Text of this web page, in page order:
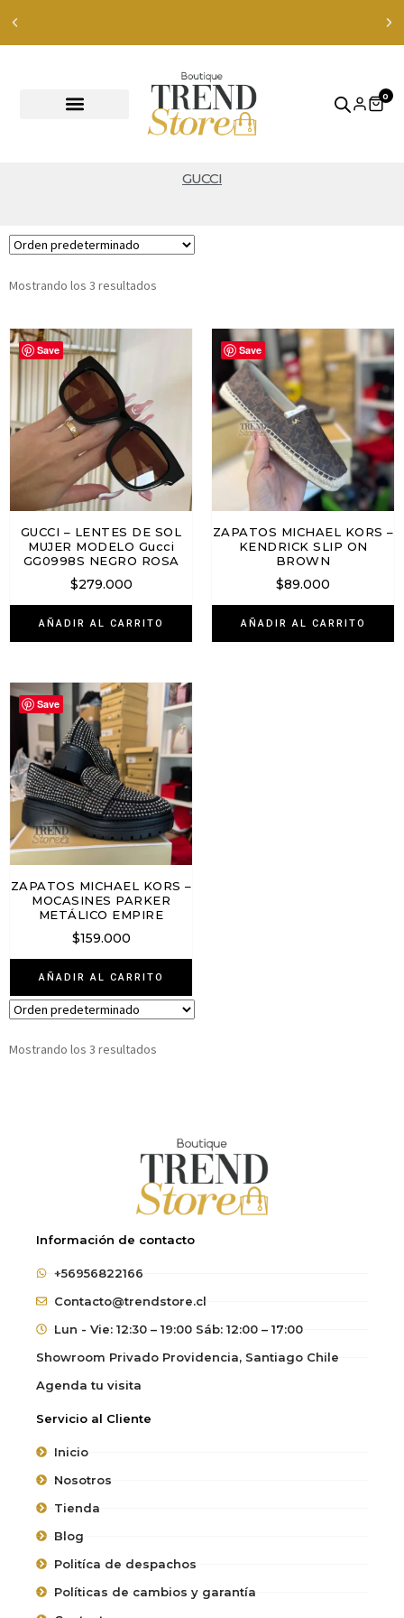
0
GUCCI
Mostrando los 3 resultados
Save
GUCCI – LENTES DE SOL
MUJER MODELO Gucci
GG0998S NEGRO ROSA
$279.000
AÑADIR AL CARRITO
Save
ZAPATOS MICHAEL KORS –
KENDRICK SLIP ON
BROWN
$89.000
AÑADIR AL CARRITO
Save
ZAPATOS MICHAEL KORS –
MOCASINES PARKER
METÁLICO EMPIRE
$159.000
AÑADIR AL CARRITO
Mostrando los 3 resultados
Información de contacto
+56956822166
Contacto@trendstore.cl
Lun - Vie: 12:30 – 19:00 Sáb: 12:00 – 17:00
Showroom Privado Providencia, Santiago Chile
Agenda tu visita
Servicio al Cliente
Inicio
Nosotros
Tienda
Blog
Politíca de despachos
Políticas de cambios y garantía